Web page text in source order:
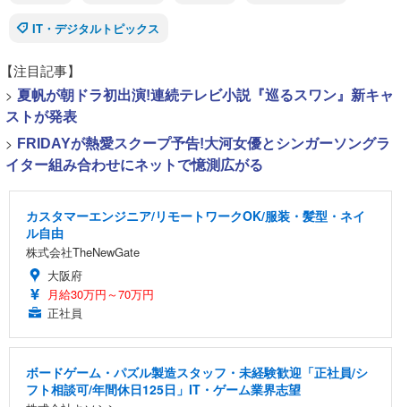
IT・デジタルトピックス
【注目記事】
> 夏帆が朝ドラ初出演!連続テレビ小説『巡るスワン』新キャ
ストが発表
> FRIDAYが熱愛スクープ予告!大河女優とシンガーソングラ
イター組み合わせにネットで憶測広がる
カスタマーエンジニア/リモートワークOK/服装・髪型・ネイ
ル自由
株式会社TheNewGate
大阪府
月給30万円～70万円
正社員
ボードゲーム・パズル製造スタッフ・未経験歓迎「正社員/シ
フト相談可/年間休日125日」IT・ゲーム業界志望